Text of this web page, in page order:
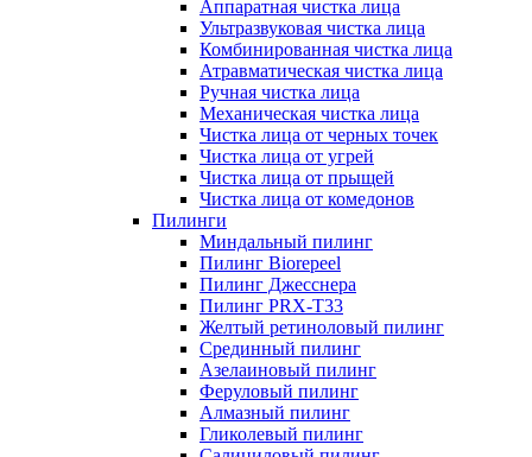
Аппаратная чистка лица
Ультразвуковая чистка лица
Комбинированная чистка лица
Атравматическая чистка лица
Ручная чистка лица
Механическая чистка лица
Чистка лица от черных точек
Чистка лица от угрей
Чистка лица от прыщей
Чистка лица от комедонов
Пилинги
Миндальный пилинг
Пилинг Biorepeel
Пилинг Джесснера
Пилинг PRX-T33
Желтый ретиноловый пилинг
Срединный пилинг
Азелаиновый пилинг
Феруловый пилинг
Алмазный пилинг
Гликолевый пилинг